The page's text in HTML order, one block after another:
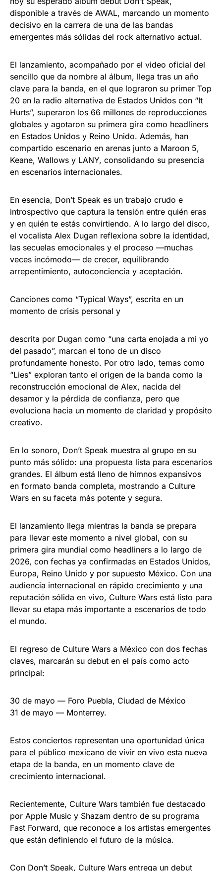
disponible a través de AWAL, marcando un momento
decisivo en la carrera de una de las bandas
emergentes más sólidas del rock alternativo actual.
El lanzamiento, acompañado por el video oficial del
sencillo que da nombre al álbum, llega tras un año
clave para la banda, en el que lograron su primer Top
20 en la radio alternativa de Estados Unidos con “It
Hurts”, superaron los 66 millones de reproducciones
globales y agotaron su primera gira como headliners
en Estados Unidos y Reino Unido. Además, han
compartido escenario en arenas junto a Maroon 5,
Keane, Wallows y LANY, consolidando su presencia
en escenarios internacionales.
En esencia, Don’t Speak es un trabajo crudo e
introspectivo que captura la tensión entre quién eras
y en quién te estás convirtiendo. A lo largo del disco,
el vocalista Alex Dugan reflexiona sobre la identidad,
las secuelas emocionales y el proceso —muchas
veces incómodo— de crecer, equilibrando
arrepentimiento, autoconciencia y aceptación.
Canciones como “Typical Ways”, escrita en un
momento de crisis personal y
descrita por Dugan como “una carta enojada a mi yo
del pasado”, marcan el tono de un disco
profundamente honesto. Por otro lado, temas como
“Lies” exploran tanto el origen de la banda como la
reconstrucción emocional de Alex, nacida del
desamor y la pérdida de confianza, pero que
evoluciona hacia un momento de claridad y propósito
creativo.
En lo sonoro, Don’t Speak muestra al grupo en su
punto más sólido: una propuesta lista para escenarios
grandes. El álbum está lleno de himnos expansivos
en formato banda completa, mostrando a Culture
Wars en su faceta más potente y segura.
El lanzamiento llega mientras la banda se prepara
para llevar este momento a nivel global, con su
primera gira mundial como headliners a lo largo de
2026, con fechas ya confirmadas en Estados Unidos,
Europa, Reino Unido y por supuesto México. Con una
audiencia internacional en rápido crecimiento y una
reputación sólida en vivo, Culture Wars está listo para
llevar su etapa más importante a escenarios de todo
el mundo.
El regreso de Culture Wars a México con dos fechas
claves, marcarán su debut en el país como acto
principal:
30 de mayo — Foro Puebla, Ciudad de México
31 de mayo — Monterrey.
Estos conciertos representan una oportunidad única
para el público mexicano de vivir en vivo esta nueva
etapa de la banda, en un momento clave de
crecimiento internacional.
Recientemente, Culture Wars también fue destacado
por Apple Music y Shazam dentro de su programa
Fast Forward, que reconoce a los artistas emergentes
que están definiendo el futuro de la música.
Con Don’t Speak, Culture Wars entrega un debut